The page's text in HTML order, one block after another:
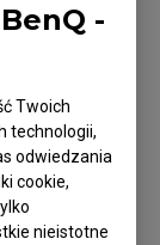
-
Twoich
technologii,
odwiedzania
cookie,
nieistotne
E-